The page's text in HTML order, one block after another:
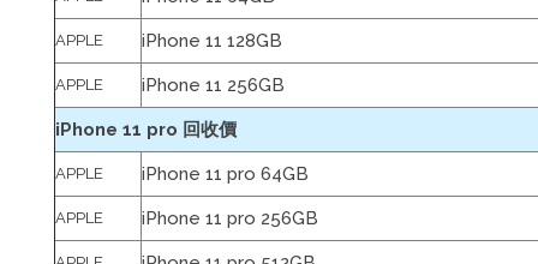
APPLE iPhone 11 128GB
APPLE iPhone 11 256GB
iPhone 11 pro 回收價
APPLE iPhone 11 pro 64GB
APPLE iPhone 11 pro 256GB